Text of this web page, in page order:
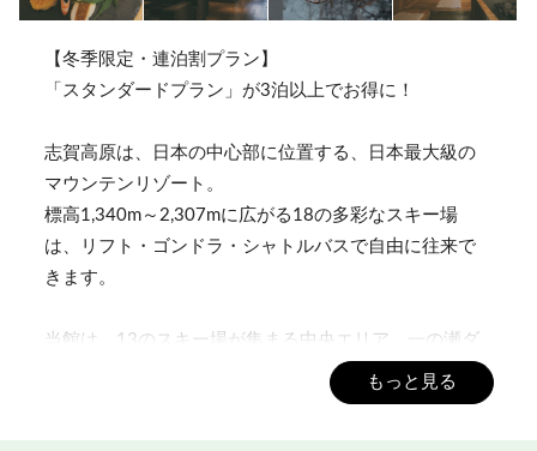
【冬季限定・連泊割プラン】
「スタンダードプラン」が3泊以上でお得に！
志賀高原は、日本の中心部に位置する、日本最大級の
マウンテンリゾート。
標高1,340m～2,307mに広がる18の多彩なスキー場
は、リフト・ゴンドラ・シャトルバスで自由に往来で
きます。
当館は、13のスキー場が集まる中央エリア、一の瀬ダ
2021年秋の一部リニューアルにより新しくなった館
もっと見る